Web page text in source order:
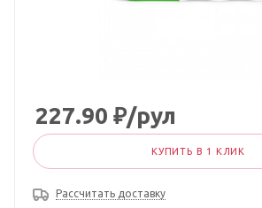
227.90 ₽/рул
КУПИТЬ В 1 КЛИК
Рассчитать доставку